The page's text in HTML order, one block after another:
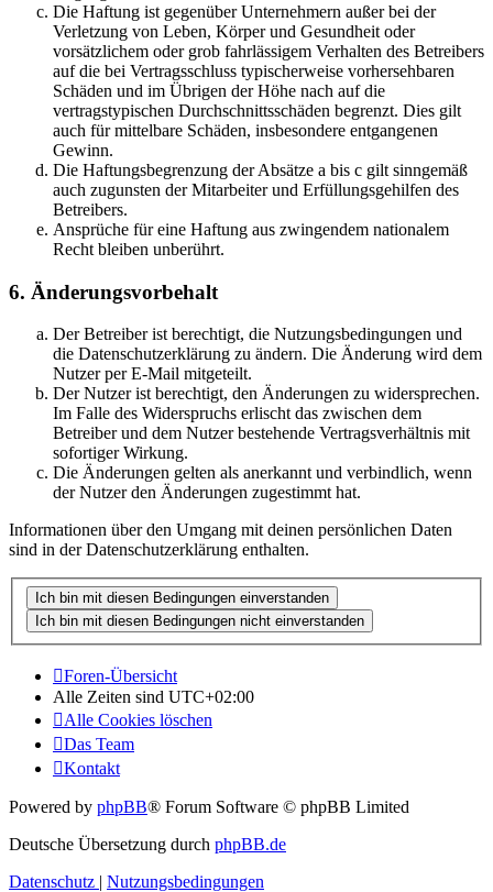
Die Haftung ist gegenüber Unternehmern außer bei der
Verletzung von Leben, Körper und Gesundheit oder
vorsätzlichem oder grob fahrlässigem Verhalten des Betreibers
auf die bei Vertragsschluss typischerweise vorhersehbaren
Schäden und im Übrigen der Höhe nach auf die
vertragstypischen Durchschnittsschäden begrenzt. Dies gilt
auch für mittelbare Schäden, insbesondere entgangenen
Gewinn.
Die Haftungsbegrenzung der Absätze a bis c gilt sinngemäß
auch zugunsten der Mitarbeiter und Erfüllungsgehilfen des
Betreibers.
Ansprüche für eine Haftung aus zwingendem nationalem
Recht bleiben unberührt.
6. Änderungsvorbehalt
Der Betreiber ist berechtigt, die Nutzungsbedingungen und
die Datenschutzerklärung zu ändern. Die Änderung wird dem
Nutzer per E-Mail mitgeteilt.
Der Nutzer ist berechtigt, den Änderungen zu widersprechen.
Im Falle des Widerspruchs erlischt das zwischen dem
Betreiber und dem Nutzer bestehende Vertragsverhältnis mit
sofortiger Wirkung.
Die Änderungen gelten als anerkannt und verbindlich, wenn
der Nutzer den Änderungen zugestimmt hat.
Informationen über den Umgang mit deinen persönlichen Daten
sind in der Datenschutzerklärung enthalten.
Foren-Übersicht
Alle Zeiten sind UTC+02:00
Alle Cookies löschen
Das Team
Kontakt
Powered by phpBB® Forum Software © phpBB Limited
Deutsche Übersetzung durch phpBB.de
Datenschutz | Nutzungsbedingungen